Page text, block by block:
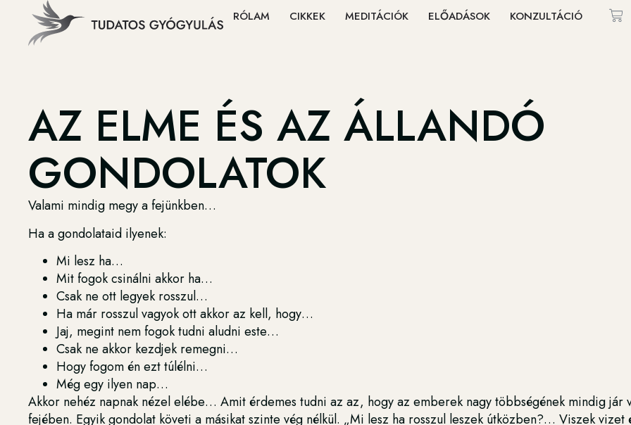
RÓLAM CIKKEK MEDITÁCIÓK ELŐADÁSOK KONZULTÁCIÓ
AZ ELME ÉS AZ ÁLLANDÓ
GONDOLATOK
Valami mindig megy a fejünkben…
Ha a gondolataid ilyenek:
Mi lesz ha…
Mit fogok csinálni akkor ha…
Csak ne ott legyek rosszul…
Ha már rosszul vagyok ott akkor az kell, hogy…
Jaj, megint nem fogok tudni aludni este…
Csak ne akkor kezdjek remegni…
Hogy fogom én ezt túlélni…
Még egy ilyen nap…
Akkor nehéz napnak nézel elébe… Amit érdemes tudni az az, hogy az emberek nagy többségének mindig jár
fejében. Egyik gondolat követi a másikat szinte vég nélkül. „Mi lesz ha rosszul leszek útközben?… Viszek vizet